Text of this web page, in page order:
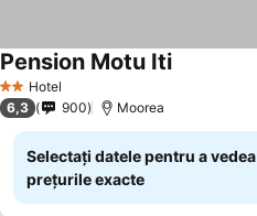
2 SteleHotel
Pension Motu Iti
6,3 900 Moorea
Selectați datele pentru a vedea
prețurile exacte